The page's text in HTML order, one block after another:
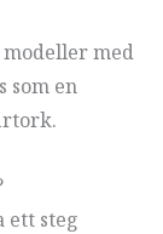
med
som en
ett steg